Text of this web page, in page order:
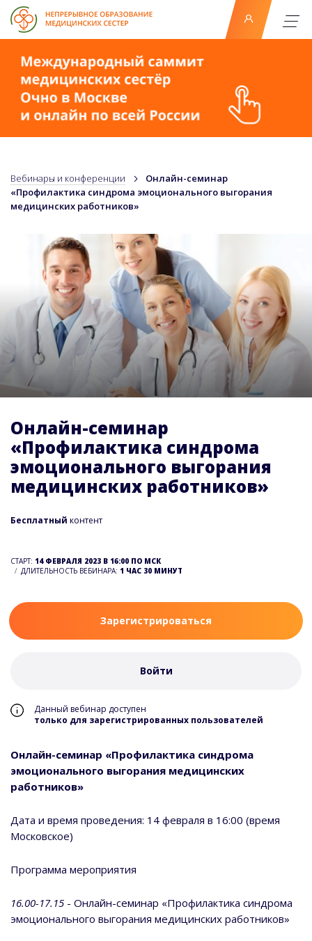
Вебинары и конференции
Онлайн-семинар
«Профилактика синдрома эмоционального выгорания
медицинских работников»
Онлайн-семинар
«Профилактика синдрома
эмоционального выгорания
медицинских работников»
Бесплатный контент
СТАРТ: 14 ФЕВРАЛЯ 2023 В 16:00 ПО МСК
ДЛИТЕЛЬНОСТЬ ВЕБИНАРА: 1 ЧАС 30 МИНУТ
Зарегистрироваться
Войти
Данный вебинар доступен
только для зарегистрированных пользователей
Онлайн-семинар «Профилактика синдрома
эмоционального выгорания медицинских
работников»
Дата и время проведения: 14 февраля в 16:00 (время
Московское)
Программа мероприятия
16.00-17.15 - Онлайн-семинар «Профилактика синдрома
эмоционального выгорания медицинских работников»